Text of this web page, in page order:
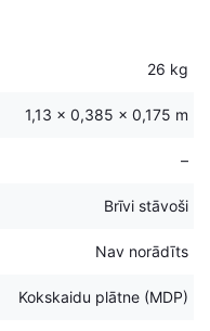
26 kg
1,13 × 0,385 × 0,175 m
–
Brīvi stāvoši
Nav norādīts
Kokskaidu plātne (MDP)